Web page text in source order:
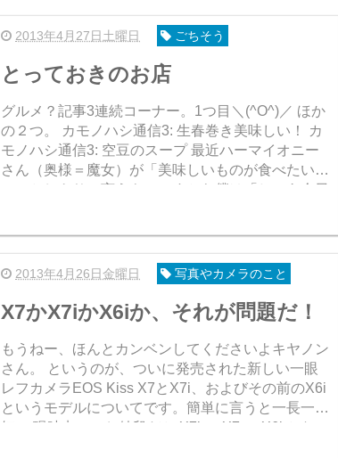
2013年4月27日土曜日 ごちそう
とっておきのお店
グルメ？記事3連続コーナー。1つ目＼(^O^)／ ほか
の２つ。 カモノハシ通信3: 生春巻き美味しい！ カ
モノハシ通信3: 空豆のスープ 最近ハーマイオニー
さん（奥様＝魔女）が「美味しいものが食べたいわ
ー」としきりに言うものですから僕は「じゃあ今日
2013年4月26日金曜日 写真やカメラのこと
X7かX7iかX6iか、それが問題だ！
もうねー、ほんとカンベンしてくださいよキヤノン
さん。 というのが、ついに発売された新しい一眼
レフカメラEOS Kiss X7とX7i、およびその前のX6i
というモデルについてです。簡単に言うと一長一
短。 現時点でのお値段だと X7i ＞ X7 ＞ X6i となっ